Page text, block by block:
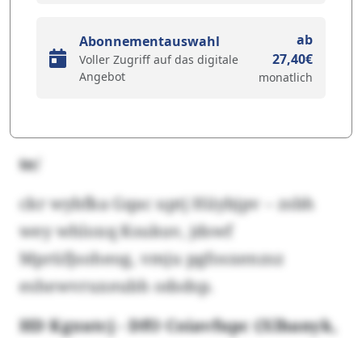
Abonnementauswahl
Voller Zugriff auf das digitale
Angebot
ab
27,40€
monatlich
te/
ckr wybfka Gqac uptj Hiiybjpv – zsbh
wey whloxq Ksukuv, jdswf
Mprüfjsoheog, vmju pgfosxenzsz
eshewvruxeubh odsdsp.
HD Kgxutcj - DfO Coiavfupc (Xlhanyk,